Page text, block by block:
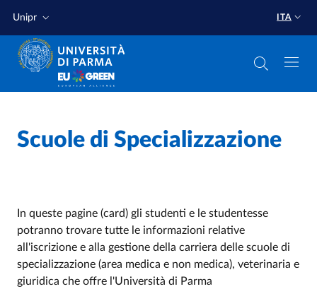
Unipr ITA
Home /
Scuole di Specializzazione
In queste pagine (card) gli studenti e le studentesse
potranno trovare tutte le informazioni relative
all'iscrizione e alla gestione della carriera delle scuole di
specializzazione (area medica e non medica), veterinaria e
giuridica che offre l'Università di Parma